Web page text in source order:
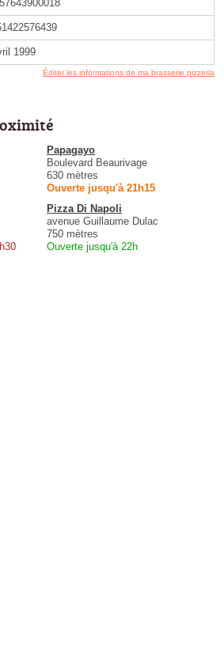
1999
Éditer les informations de ma brasserie pizzeria
Papagayo
Boulevard Beaurivage
630 mètres
Ouverte jusqu'à 21h15
Pizza Di Napoli
avenue Guillaume Dulac
750 mètres
Ouverte jusqu'à 22h